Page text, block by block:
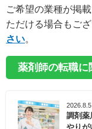
ご希望の業種が掲
ただける場合もご
さい。
薬剤師の転職に
2026.8.5
調剤薬
やりが